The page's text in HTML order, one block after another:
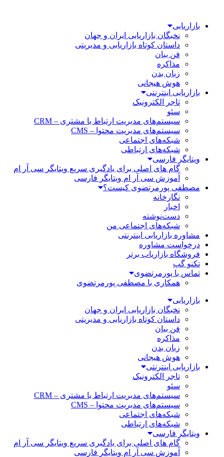
بازاریابی
نخبگان بازاریابی ایران و جهان
داستان کوتاه بازاریابی و مدیریتی
فن بیان
مذاکره
زبان بدن
هوش هیجانی
بازاریابی اینترنتی
تاجر الکترونیک
سئو
سیستم‌های مدیریت ارتباط با مشتری – CRM
سیستم‌های مدیریت محتوا – CMS
شبکه‌های اجتماعی
شبکه‌های ارتباطی
ویتایگر فارسی
گام های اصلی برای یادگیری سریع ویتایگر سی آر ام
آموزش سی آر ام ویتایگر فارسی
مصطفی پورمرتضوی کیست؟
نگارخانه
اخبار
دست‌نوشته
شبکه‌های اجتماعی من
مشاوره بازاریابی اینترنتی
درخواست مشاوره
فروشگاه بازاریاب برتر
تکنو گپ
تماس با پورمرتضوی
همکاری با مصطفی پورمرتضوی
بازاریابی
نخبگان بازاریابی ایران و جهان
داستان کوتاه بازاریابی و مدیریتی
فن بیان
مذاکره
زبان بدن
هوش هیجانی
بازاریابی اینترنتی
تاجر الکترونیک
سئو
سیستم‌های مدیریت ارتباط با مشتری – CRM
سیستم‌های مدیریت محتوا – CMS
شبکه‌های اجتماعی
شبکه‌های ارتباطی
ویتایگر فارسی
گام های اصلی برای یادگیری سریع ویتایگر سی آر ام
آموزش سی آر ام ویتایگر فارسی